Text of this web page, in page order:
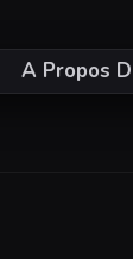
A Propos